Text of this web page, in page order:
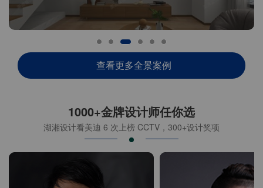
查看更多全景案例
1000+金牌设计师任你选
湖湘设计看美迪 6 次上榜 CCTV，300+设计奖项